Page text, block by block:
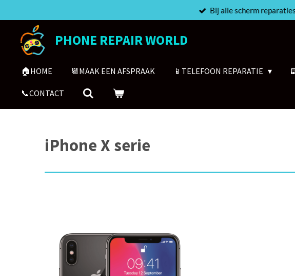
direct
Bij alle scherm
PHONE REPAIR WORLD
🏠HOME 📆MAAK EEN AFSPRAAK 📱TELEFOON REPARATIE
📞CONTACT
iPhone X serie